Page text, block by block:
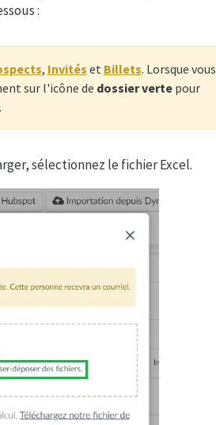
:
, Invités et Billets. Lorsque vous
sur l'icône de dossier vertepour
sélectionnez le fichier Excel.